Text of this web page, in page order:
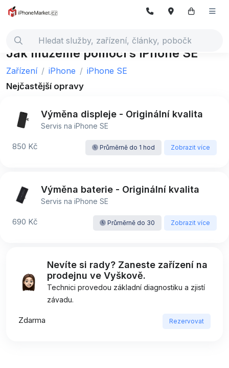
Jak můžeme pomoci s iPhone SE
Zařízení iPhone
iPhone SE
Nejčastější opravy
Výměna displeje - Originální kvalita
Servis na iPhone SE
850 Kč Průměrně do 1 hod Zobrazit více
Výměna baterie - Originální kvalita
Servis na iPhone SE
690 Kč Průměrně do 30 Zobrazit více
Nevíte si rady? Zaneste zařízení na
prodejnu ve Vyškově.
Technici provedou základní diagnostiku a zjistí
závadu.
Zdarma Rezervovat